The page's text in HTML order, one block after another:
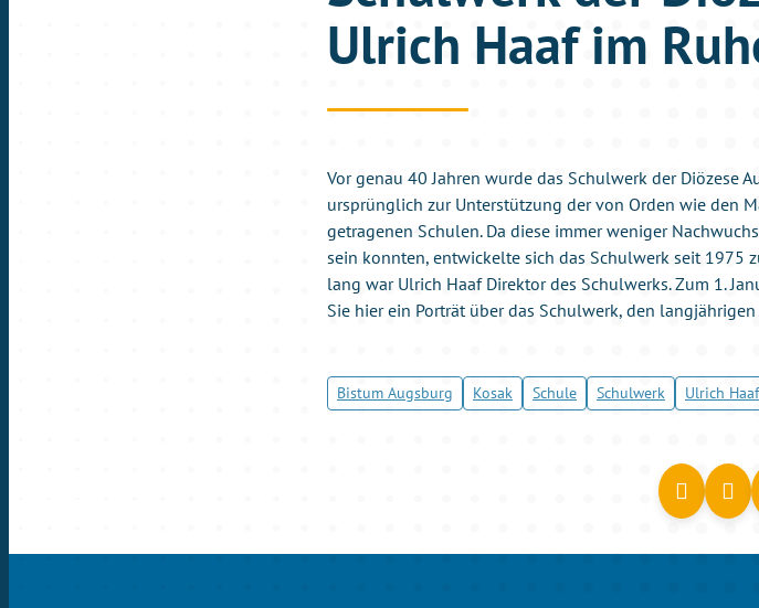
Ulrich Haaf im
Vor genau 40 Jahren wurde das Schulwerk der Diözese
ursprünglich zur Unterstützung der von Orden wie den
getragenen Schulen. Da diese immer weniger
sein konnten, entwickelte sich das Schulwerk seit 1975
lang war Ulrich Haaf Direktor des Schulwerks. Zum 1.
Sie hier ein Porträt über das Schulwerk, den
Bistum Augsburg Kosak Schule Schulwerk Ulrich Haaf